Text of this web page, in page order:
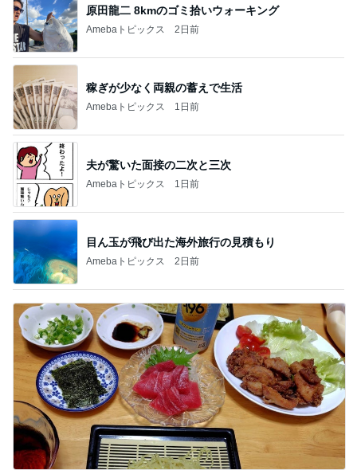
原田龍二 8kmのゴミ拾いウォーキング
Amebaトピックス 2日前
稼ぎが少なく両親の蓄えで生活
Amebaトピックス 1日前
夫が驚いた面接の二次と三次
Amebaトピックス 1日前
目ん玉が飛び出た海外旅行の見積もり
Amebaトピックス 2日前